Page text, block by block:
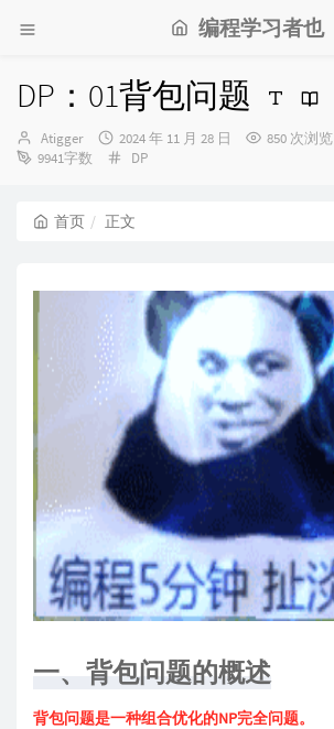
编程学习者也
DP：01背包问题
博
主：
Atigger
发
布
2024 年 11 月 28 日 850 次浏览
9941字数
分
DP
首页 正文
一、背包问题的概述
背包问题是⼀种组合优化的NP完全问题。